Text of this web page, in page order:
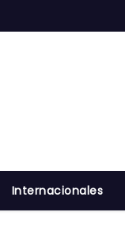
Internacionales